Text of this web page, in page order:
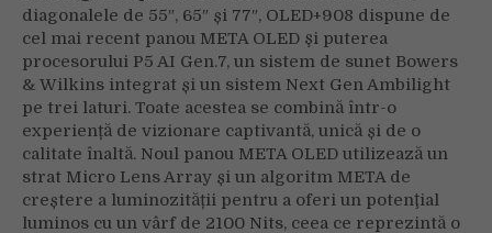
diagonalele de 55″, 65″ și 77″, OLED+908 dispune de
cel mai recent panou META OLED şi puterea
procesorului P5 AI Gen.7, un sistem de sunet Bowers
& Wilkins integrat și un sistem Next Gen Ambilight
pe trei laturi. Toate acestea se combină într-o
experiență de vizionare captivantă, unică și de o
calitate înaltă. Noul panou META OLED utilizează un
strat Micro Lens Array și un algoritm META de
creștere a luminozității pentru a oferi un potenţial
luminos cu un vârf de 2100 Nits, ceea ce reprezintă o